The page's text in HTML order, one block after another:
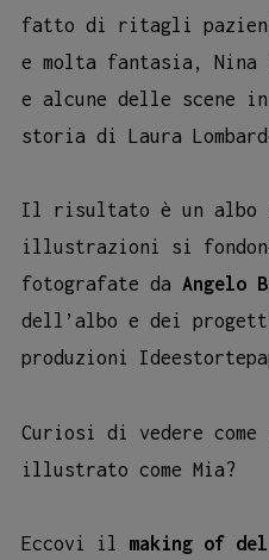
fatto di ritagli
e molta fantasia, Nina
e alcune delle scene
storia di Laura
Il risultato è un
illustrazioni si
fotografate da Angelo
dell’albo e dei
produzioni
Curiosi di vedere come
illustrato come Mia?
Eccovi il making of